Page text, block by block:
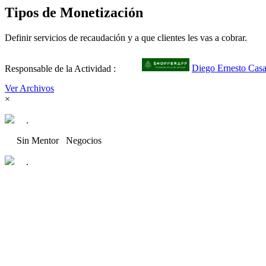
Tipos de Monetización
Definir servicios de recaudación y a que clientes les vas a cobrar.
Responsable de la Actividad :
Diego Ernesto
Ver Archivos
×
.
Sin Mentor Negocios
.